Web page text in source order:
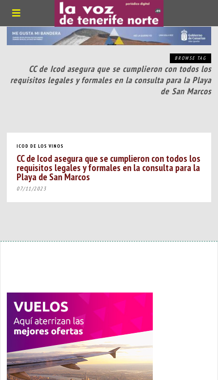
BROWSE TAG
CC de Icod asegura que se cumplieron con todos los
requisitos legales y formales en la consulta para la Playa
de San Marcos
ICOD DE LOS VINOS
CC de Icod asegura que se cumplieron con todos los
requisitos legales y formales en la consulta para la
Playa de San Marcos
07/11/2023